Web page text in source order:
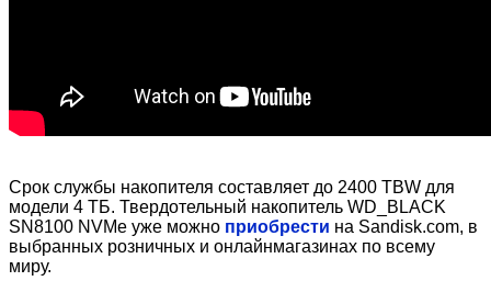
Срок службы накопителя составляет до 2400 TBW для
модели 4 ТБ. Твердотельный накопитель WD_BLACK
SN8100 NVMe уже можно приобрести на Sandisk.com, в
выбранных розничных и онлайнмагазинах по всему
миру.